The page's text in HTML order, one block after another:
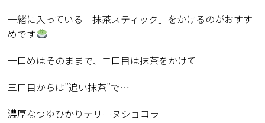
一緒に入っている「抹茶スティック」をかけるのがおすす
めです
一口めはそのままで、二口目は抹茶をかけて
三口目からは”追い抹茶”で…
濃厚なつゆひかりテリーヌショコラ